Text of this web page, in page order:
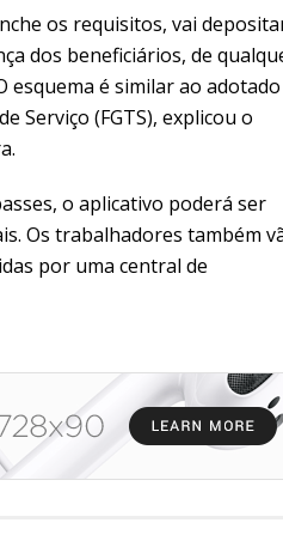
os requisitos, vai
dos beneficiários, de
esquema é similar ao
Serviço (FGTS), explicou o
o aplicativo poderá ser
Os trabalhadores também
por uma central de